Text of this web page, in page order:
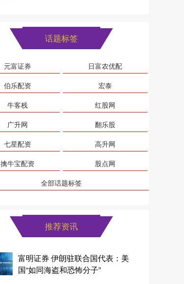
话题标签
元富证券
日富农优配
伯乐配资
宏泰
牛客栈
红股网
广升网
翻乐股
七星配资
高升网
擒牛宝配资
股点网
全部话题标签
推荐资讯
富明证券 伊朗驻联合国代表：美
国“如同海盗和恐怖分子”